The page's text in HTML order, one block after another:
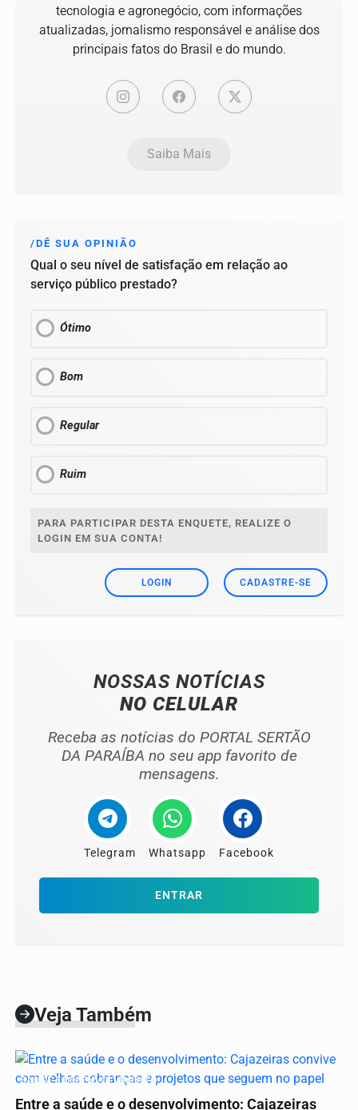
tecnologia e agronegócio, com informações
atualizadas, jornalismo responsável e análise dos
principais fatos do Brasil e do mundo.
Saiba Mais
/DÊ SUA OPINIÃO
Qual o seu nível de satisfação em relação ao
serviço público prestado?
Ótimo
Bom
Regular
Ruim
PARA PARTICIPAR DESTA ENQUETE, REALIZE O
LOGIN EM SUA CONTA!
LOGIN CADASTRE-SE
NOSSAS NOTÍCIAS
NO CELULAR
Receba as notícias do PORTAL SERTÃO
DA PARAÍBA no seu app favorito de
mensagens.
Telegram Whatsapp Facebook
ENTRAR
Veja Também
SAÚDE E DESENVOLVIMENTO
Entre a saúde e o desenvolvimento: Cajazeiras